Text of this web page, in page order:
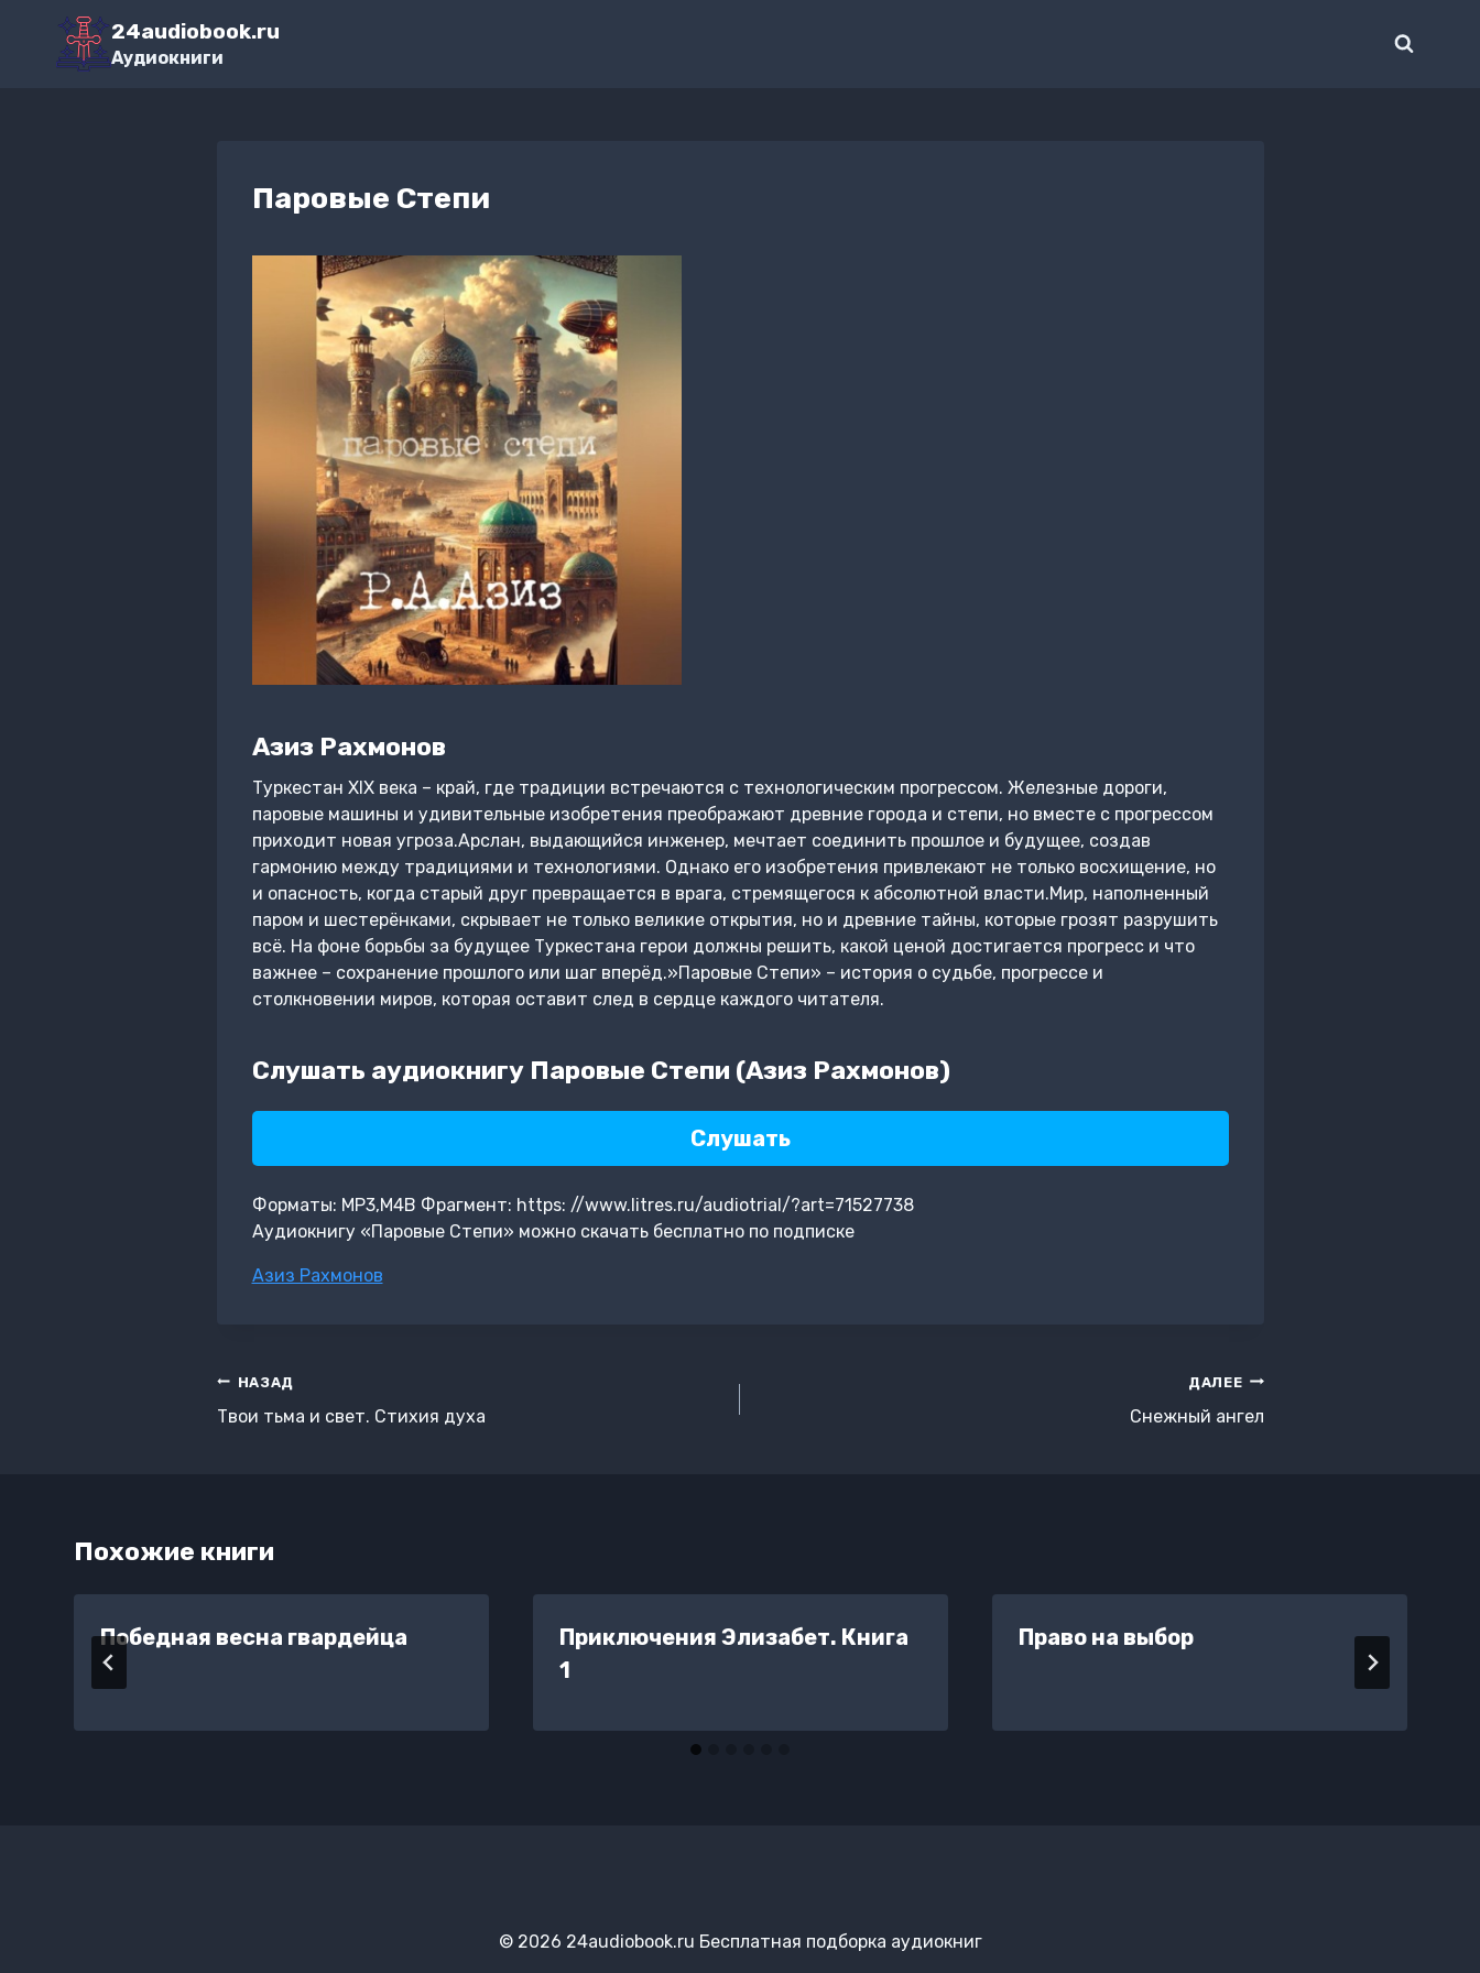
Перейти
содержимому
24audiobook.ru
Аудиокниги
Паровые Степи
Азиз Рахмонов
Туркестан XIX века – край, где традиции встречаются с технологическим прогрессом. Железные дороги,
паровые машины и удивительные изобретения преображают древние города и степи, но вместе с прогрессом
приходит новая угроза.Арслан, выдающийся инженер, мечтает соединить прошлое и будущее, создав
гармонию между традициями и технологиями. Однако его изобретения привлекают не только восхищение, но
и опасность, когда старый друг превращается в врага, стремящегося к абсолютной власти.Мир, наполненный
паром и шестерёнками, скрывает не только великие открытия, но и древние тайны, которые грозят разрушить
всё. На фоне борьбы за будущее Туркестана герои должны решить, какой ценой достигается прогресс и что
важнее – сохранение прошлого или шаг вперёд.»Паровые Степи» – история о судьбе, прогрессе и
столкновении миров, которая оставит след в сердце каждого читателя.
Слушать аудиокнигу Паровые Степи (Азиз Рахмонов)
Слушать
Форматы: MP3,M4B Фрагмент: https: //www.litres.ru/audiotrial/?art=71527738
Аудиокнигу «Паровые Степи» можно скачать бесплатно по подписке
Метки
Азиз Рахмонов
Навигация
по
НАЗАД
Твои тьма и свет. Стихия духа
ДАЛЕЕ
Снежный ангел
Похожие книги
Победная весна гвардейца
Приключения Элизабет. Книга
1
Право на выбор
© 2026 24audiobook.ru Бесплатная подборка аудиокниг